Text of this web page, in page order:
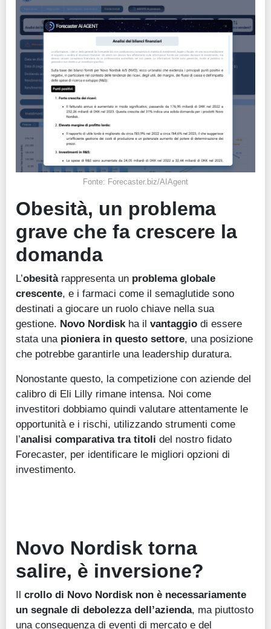
Fonte: Forecaster.biz/AIAgent
Obesità, un problema
grave che fa crescere la
domanda
L’obesitàrappresenta un problema globale
crescente, e i farmaci come il semaglutide sono
destinati a giocare un ruolo chiave nella sua
gestione. Novo Nordiskha il vantaggio di essere
stata una pioniera in questo settore, una posizione
che potrebbe garantirle una leadership duratura.
Nonostante questo, la competizione con aziende del
calibro di Eli Lilly rimane intensa. Noi come
investitori dobbiamo quindi valutare attentamente le
opportunità e i rischi, utilizzando strumenti come
l’analisi comparativa tra titoli del nostro fidato
Forecaster, per identificare le migliori opzioni di
investimento.
Novo Nordisk torna
salire, è inversione?
Il crollo di Novo Nordisk non è necessariamente
un segnale di debolezza dell’azienda, ma piuttosto
una conseguenza di eventi di mercato e del